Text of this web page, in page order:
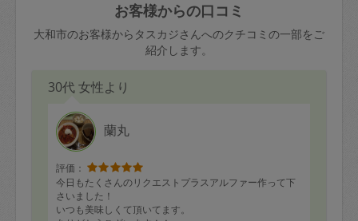
お客様からの口コミ
大和市のお客様からタスカジさんへのクチコミの一部をご
紹介します。
30代 女性より
蘭丸
評価：
今日もたくさんのリクエストプラスアルファー作って下
さいました！
いつも美味しくて頂いてます。